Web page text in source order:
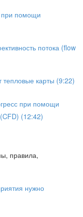
при помощи
потока (flow
тепловые карты (9:22)
при помощи
(12:42)
правила,
нужно